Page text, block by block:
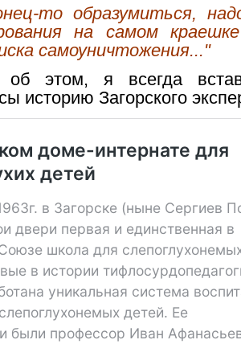
то образумиться,
на самом
самоуничтожения..."
об этом, я всегда
историю Загорского